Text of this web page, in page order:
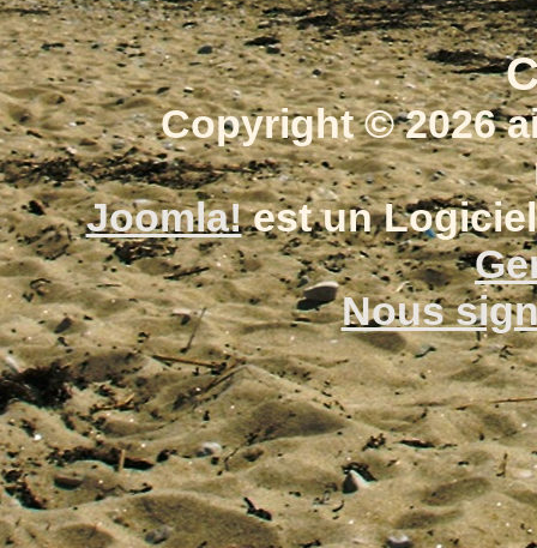
Copyright © 2026
Joomla!est un
Nous